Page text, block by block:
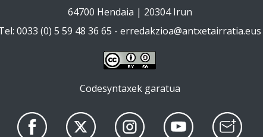
64700 Hendaia | 20304 Irun
0033 (0) 5 59 48 36 65 - erredakzioa@antxetairratia.eus
Codesyntaxek garatua